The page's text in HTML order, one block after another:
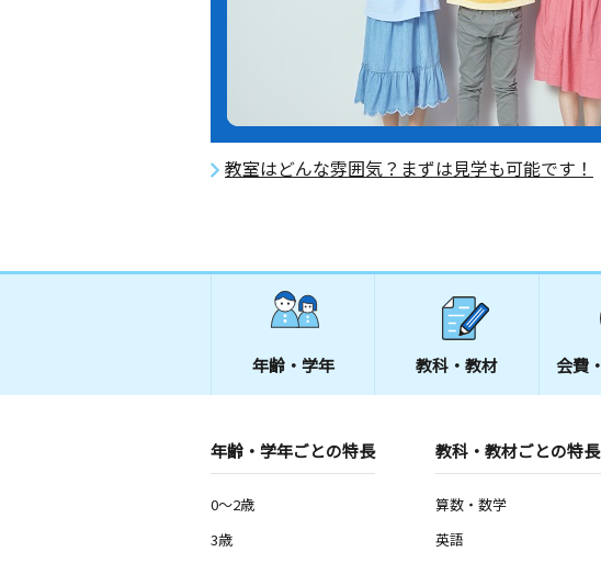
教室はどんな雰囲気？まずは見学も可能です！
年齢・学年 教科・教材 会費・
年齢・学年ごとの特長
0～2歳
3歳
教科・教材ごとの特長
算数・数学
英語